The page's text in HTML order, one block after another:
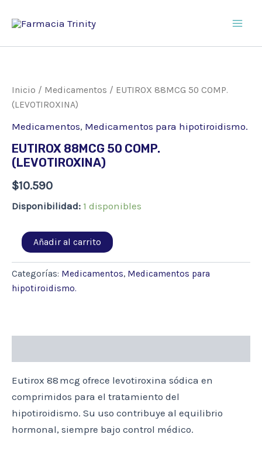
Inicio / Medicamentos / EUTIROX 88MCG 50 COMP.
(LEVOTIROXINA)
Medicamentos, Medicamentos para hipotiroidismo.
EUTIROX 88MCG 50 COMP.
(LEVOTIROXINA)
$10.590
Disponibilidad: 1 disponibles
EUTIROX
88MCG
50
COMP.
(LEVOTIROXINA)
cantidad
Añadir al carrito
Categorías: Medicamentos, Medicamentos para
hipotiroidismo.
Eutirox 88 mcg ofrece levotiroxina sódica en
comprimidos para el tratamiento del
hipotiroidismo. Su uso contribuye al equilibrio
hormonal, siempre bajo control médico.